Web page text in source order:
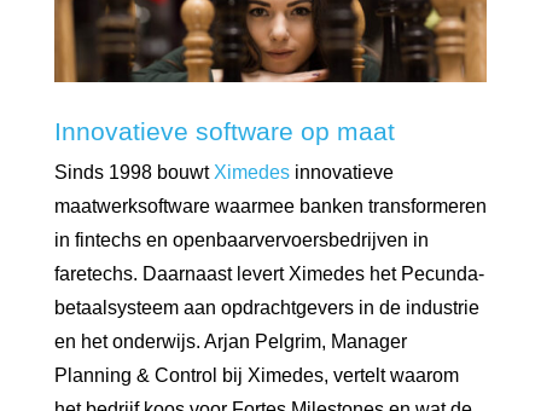
Innovatieve software op maat
Sinds 1998 bouwt Ximedesinnovatieve
maatwerksoftware waarmee banken transformeren
in fintechs en openbaarvervoersbedrijven in
faretechs. Daarnaast levert Ximedes het Pecunda-
betaalsysteem aan opdrachtgevers in de industrie
en het onderwijs. Arjan Pelgrim, Manager
Planning & Control bij Ximedes, vertelt waarom